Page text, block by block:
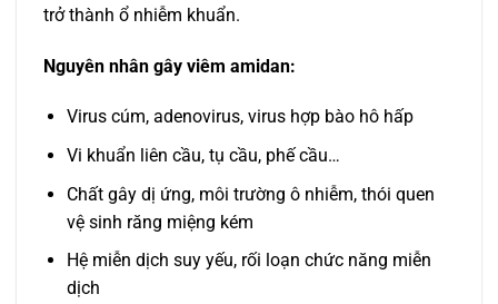
trở thành ổ nhiễm khuẩn.
Nguyên nhân gây viêm amidan:
Virus cúm, adenovirus, virus hợp bào hô hấp
Vi khuẩn liên cầu, tụ cầu, phế cầu…
Chất gây dị ứng, môi trường ô nhiễm, thói quen
vệ sinh răng miệng kém
Hệ miễn dịch suy yếu, rối loạn chức năng miễn
dịch